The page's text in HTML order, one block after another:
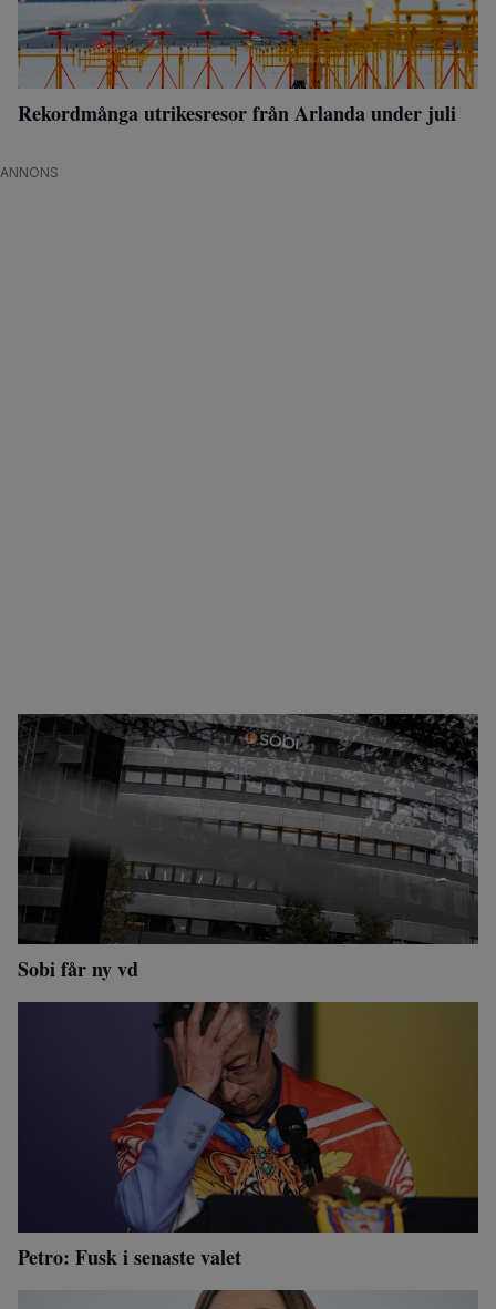
Rekordmånga utrikesresor från Arlanda under juli
ANNONS
Sobi får ny vd
Petro: Fusk i senaste valet